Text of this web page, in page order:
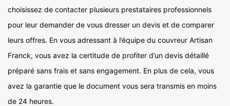
choisissez de contacter plusieurs prestataires professionnels
pour leur demander de vous dresser un devis et de comparer
leurs offres. En vous adressant à l’équipe du couvreur Artisan
Franck, vous avez la certitude de profiter d’un devis détaillé
préparé sans frais et sans engagement. En plus de cela, vous
avez la garantie que le document vous sera transmis en moins
de 24 heures.